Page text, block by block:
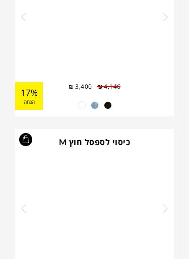
₪4,146
₪3,400
17%
הנחה
כיסוי לספסל חוץ M